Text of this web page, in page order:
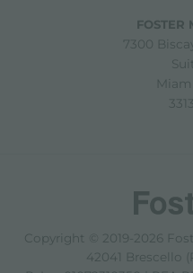
FOSTER
7300
Copyright © 2019-2026
42041 Brescello